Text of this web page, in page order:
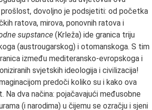
dovoljno je podsjetiti: od početka
ratova, mirova, ponovnih ra­tova i
supstance (Krleža) ide granica triju
(austrougarskog) i otomanskoga. S tim
između mediteransko-evropskoga i
svjetskih ideologija i civiliza­cija!
pre­doči koliko su i kako ova
Na dva načina: pojačavajući međusobne
(i narodima) u či­jemu se ozračju i sjeni